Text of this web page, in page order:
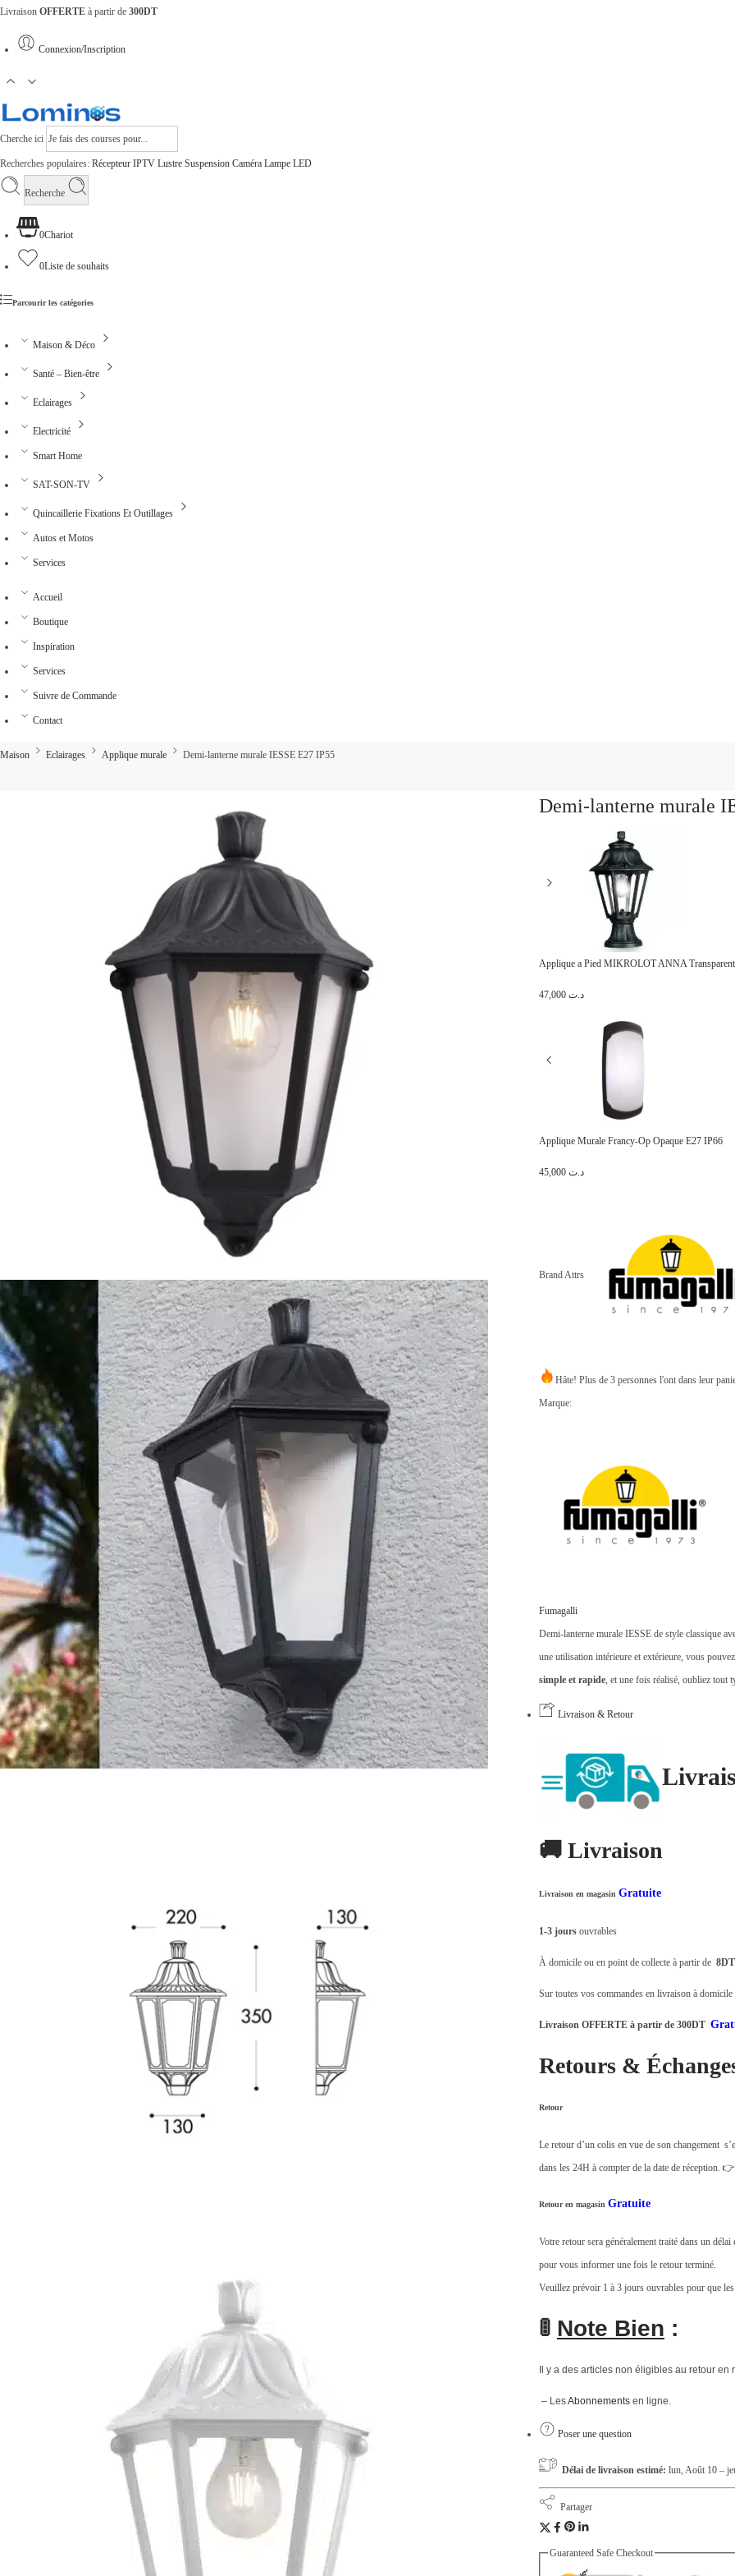
Livraison OFFERTE à partir de 300DT
Connexion/Inscription
Cherche ici
Recherches populaires: Récepteur IPTV Lustre Suspension Caméra Lampe LED
Recherche
0Chariot
0Liste de souhaits
Parcourir les catégories
Maison & Déco
Santé – Bien-être
Eclairages
Electricité
Smart Home
SAT-SON-TV
Quincaillerie Fixations Et Outillages
Autos et Motos
Services
Accueil
Boutique
Inspiration
Services
Suivre de Commande
Contact
Maison Eclairages Applique murale Demi-lanterne murale IESSE E27 IP55
Demi-lanterne murale
Applique a Pied MIKROLOT ANNA
د.ت
Applique Murale Francy-Op Opaque E27 IP66
د.ت
Brand Attrs
Hâte! Plus de 3 personnes l'ont dans leur
Marque:
Fumagalli
Demi-lanterne murale IESSE de style classique
une utilisation intérieure et extérieure, vous
simple et rapide, et une fois réalisé, oubliez tout
Livraison & Retour
🚚 Livraison
Livraison en magasin Gratuite
1-3 jours ouvrables
À domicile ou en point de collecte à partir de 8DT
Sur toutes vos commandes en livraison à
Livraison OFFERTE à partir de 300DT
Retours &
Retour
Le retour d’un colis en vue de son changement
dans les 24H à compter de la date de réception.
Retour en magasin Gratuite
Votre retour sera généralement traité dans un
pour vous informer une fois le retour terminé.
Veuillez prévoir 1 à 3 jours ouvrables pour que
🚦 Note Bien :
Il y a des articles non éligibles au retour
– LesAbonnements en ligne.
Poser une question
Délai de livraison estimé: lun, Août 10 –
Partager
Guaranteed Safe Checkout